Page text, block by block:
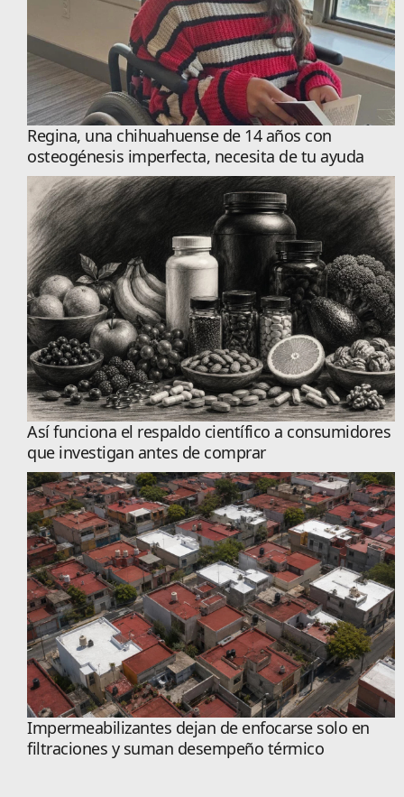
Regina, una chihuahuense de 14 años con
osteogénesis imperfecta, necesita de tu ayuda
Así funciona el respaldo científico a consumidores
que investigan antes de comprar
Impermeabilizantes dejan de enfocarse solo en
filtraciones y suman desempeño térmico